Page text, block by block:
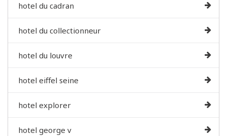
hotel du cadran
hotel du collectionneur
hotel du louvre
hotel eiffel seine
hotel explorer
hotel george v